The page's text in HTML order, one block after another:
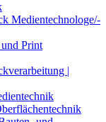
Medientechnologe/-
Print
|